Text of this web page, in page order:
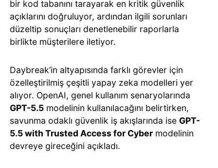
bir kod tabanını tarayarak en kritik güvenlik
açıklarını doğruluyor, ardından ilgili sorunları
düzeltip sonuçları denetlenebilir raporlarla
birlikte müşterilere iletiyor.
Daybreak’in altyapısında farklı görevler için
özelleştirilmiş çeşitli yapay zeka modelleri yer
alıyor. OpenAI, genel kullanım senaryolarında
GPT-5.5 modelinin kullanılacağını belirtirken,
savunma odaklı güvenlik iş akışlarında ise GPT-
5.5 with Trusted Access for Cyber modelinin
devreye gireceğini açıkladı.